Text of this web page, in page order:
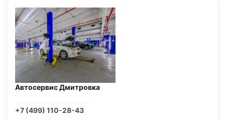
Автосервис Дмитровка
+7 (499) 110-28-43